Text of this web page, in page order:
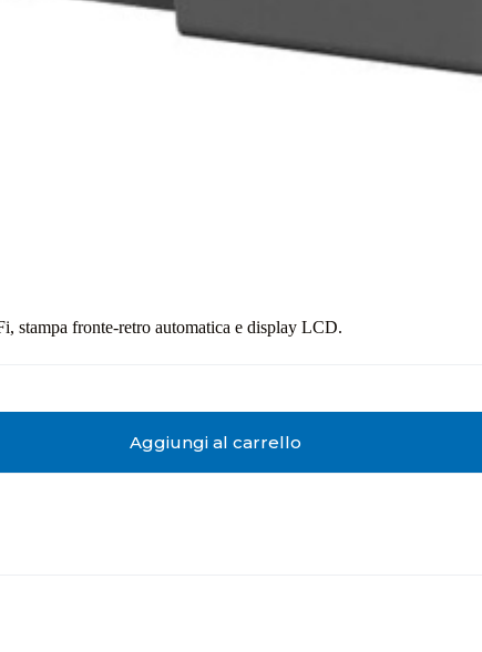
stampa fronte-retro automatica e display LCD.
Aggiungi al carrello